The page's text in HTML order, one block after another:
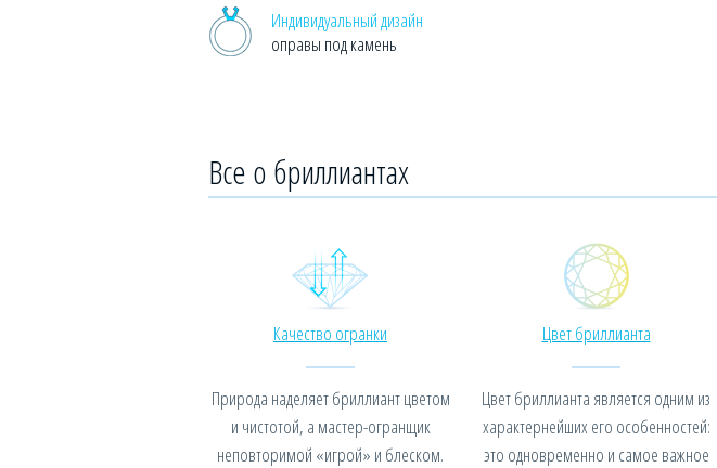
Индивидуальный дизайн
оправы под камень
Все о бриллиантах
Качество огранки
Природа наделяет бриллиант цветом
и чистотой, а мастер-огранщик
неповторимой «игрой» и блеском.
Цвет бриллианта
Цвет бриллианта является одним из
характернейших его особенностей:
это одновременно и самое важное